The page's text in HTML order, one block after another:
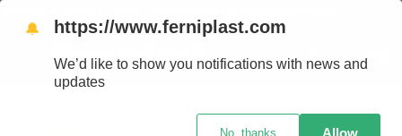
🔔 https://www.ferniplast.com
We’d like to show you notifications with news and
updates
No, thanks Allow